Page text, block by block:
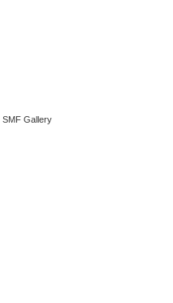
SMF Gallery